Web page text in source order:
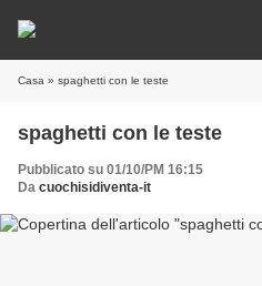
Casa » spaghetti con le teste
spaghetti con le teste
Pubblicato su 01/10/PM 16:15
Da cuochisidiventa-it